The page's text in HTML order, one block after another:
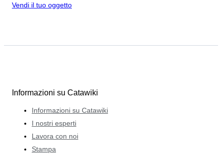
Vendi il tuo oggetto
Informazioni su Catawiki
Informazioni su Catawiki
I nostri esperti
Lavora con noi
Stampa